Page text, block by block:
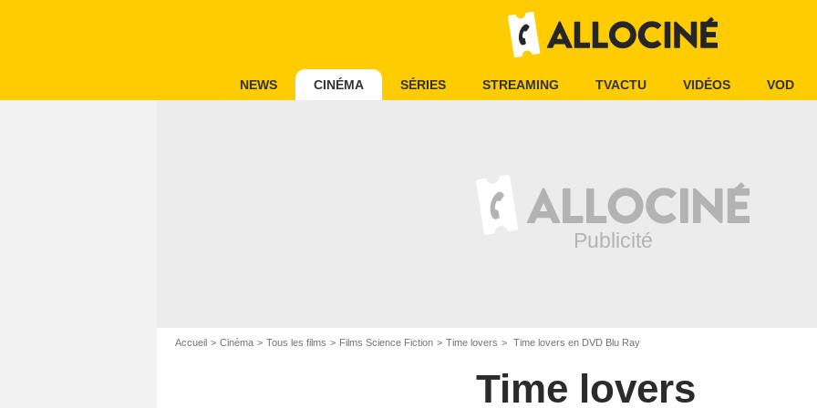
NEWS CINÉMA SÉRIES STREAMING TVACTU VIDÉOS VOD
Accueil Cinéma Tous les films Films Science Fiction Time lovers Time lovers en DVD Blu Ray
Time lovers